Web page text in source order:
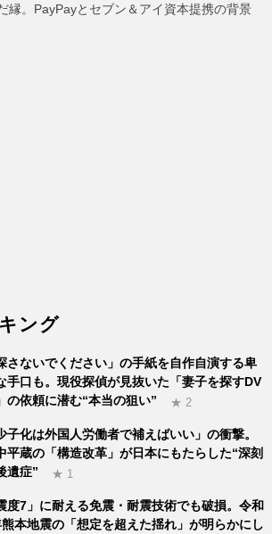
縁。PayPayとセブン＆アイ資本提携の背景
ング
さないでください」の手紙を自作自演する卑
手口も。現役探偵が見抜いた「妻子を探すDV
の依頼に潜む“本当の狙い”
★ 2
子化は外国人労働者で補えばいい」の衝撃。
平蔵の「構造改革」が日本にもたらした“深刻
遺症”
★ 1
度7」に耐える免震・耐震技術でも破損。令和
本地震の「想定を超えた揺れ」が明らかにし